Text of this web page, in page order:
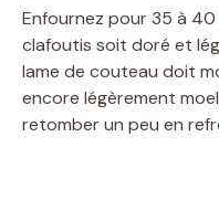
Enfournez pour 35 à 40
clafoutis soit doré et
lame de couteau doit
encore légèrement
retomber un peu en